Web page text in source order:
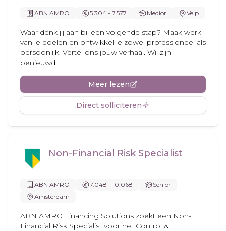
ABN AMRO 5.304 - 7.577 Medior Velp
Waar denk jij aan bij een volgende stap? Maak werk
van je doelen en ontwikkel je zowel professioneel als
persoonlijk. Vertel ons jouw verhaal. Wij zijn
benieuwd!
Meer lezen
Direct solliciteren
Non-Financial Risk Specialist
ABN AMRO 7.048 - 10.068
Senior
Amsterdam
ABN AMRO Financing Solutions zoekt een Non-
Financial Risk Specialist voor het Control &